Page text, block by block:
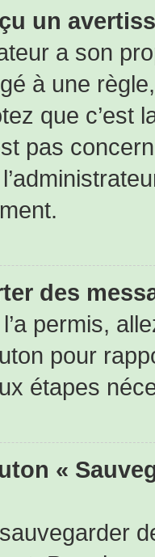
un
a son
à une
que c’est
pas
des
permis,
pour
étapes
«